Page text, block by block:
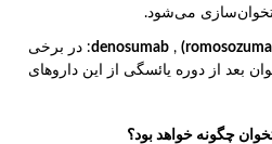
می‌شود.
denosumab ,
: در برخی
بعد از دوره یائسگی از این داروهای
چگونه خواهد بود؟